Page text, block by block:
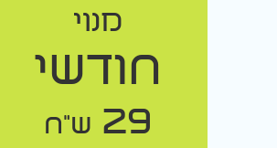
מנוי
חודשי
29 ש"ח